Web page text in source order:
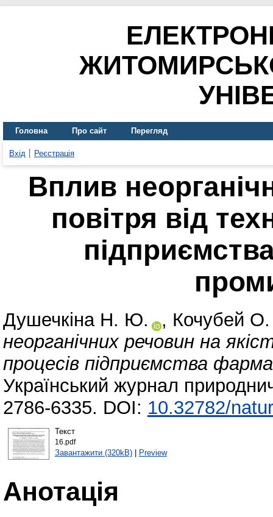
Головна Про сайт Перегляд
Вхід Реєстрація
Вплив
повітря від
Душечкіна Н. Ю. , Кочубей
неорганічних речовин на
процесів підприємства
Український журнал
2786-6335. DOI: 10.32782/
Текст
16.pdf
Завантажити (320kB)| Preview
Анотація